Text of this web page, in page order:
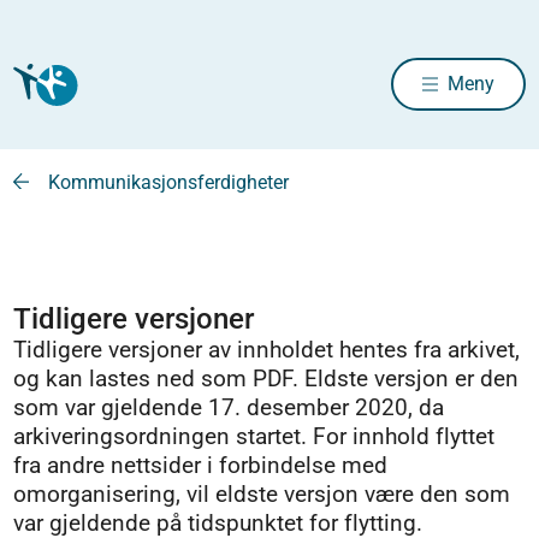
Meny
Kommunikasjonsferdigheter
Tidligere versjoner
Tidligere versjoner av innholdet hentes fra arkivet,
og kan lastes ned som PDF. Eldste versjon er den
som var gjeldende 17. desember 2020, da
arkiveringsordningen startet. For innhold flyttet
fra andre nettsider i forbindelse med
omorganisering, vil eldste versjon være den som
var gjeldende på tidspunktet for flytting.